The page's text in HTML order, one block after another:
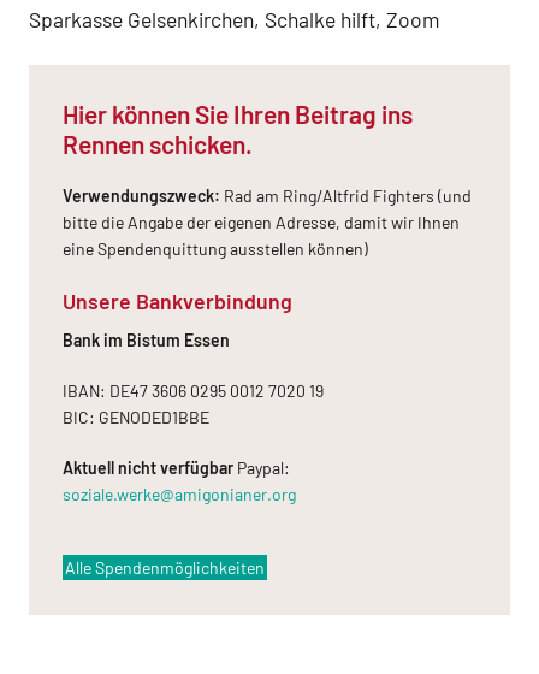
Sparkasse Gelsenkirchen, Schalke hilft, Zoom
Hier können Sie Ihren Beitrag ins
Rennen schicken.
Verwendungszweck: Rad am Ring/Altfrid Fighters (und
bitte die Angabe der eigenen Adresse, damit wir Ihnen
eine Spendenquittung ausstellen können)
Unsere Bankverbindung
Bank im Bistum Essen
IBAN: DE47 3606 0295 0012 7020 19
BIC: GENODED1BBE
Aktuell nicht verfügbar Paypal:
soziale.werke@amigonianer.org
Alle Spendenmöglichkeiten